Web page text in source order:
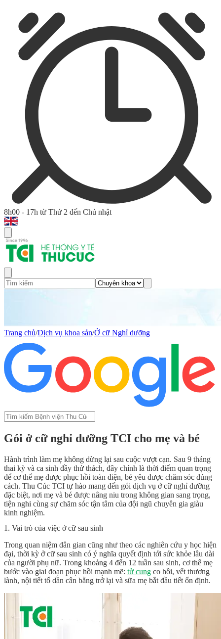
8h00 - 17h từ Thứ 2 đến Chủ nhật
Trang chủ/Dịch vụ khoa sản/Ở cữ Nghỉ dưỡng
Gói ở cữ nghỉ dưỡng TCI cho mẹ và bé
Hành trình làm mẹ không dừng lại sau cuộc vượt cạn. Sau 9 tháng
thai kỳ và ca sinh đầy thử thách, đây chính là thời điểm quan trọng
để cơ thể mẹ được phục hồi toàn diện, bé yêu được chăm sóc đúng
cách. Thu Cúc TCI tự hào mang đến gói dịch vụ ở cữ nghỉ dưỡng
đặc biệt, nơi mẹ và bé được nâng niu trong không gian sang trọng,
tiện nghi cùng sự chăm sóc tận tâm của đội ngũ chuyên gia giàu
kinh nghiệm.
1. Vai trò của việc ở cữ sau sinh
Trong quan niệm dân gian cũng như theo các nghiên cứu y học hiện
đại, thời kỳ ở cữ sau sinh có ý nghĩa quyết định tới sức khỏe lâu dài
của người phụ nữ. Trong khoảng 4 đến 12 tuần sau sinh, cơ thể mẹ
bước vào giai đoạn phục hồi mạnh mẽ: tử cung co hồi, vết thương
lành, nội tiết tố dần cân bằng trở lại và sữa mẹ bắt đầu tiết ổn định.